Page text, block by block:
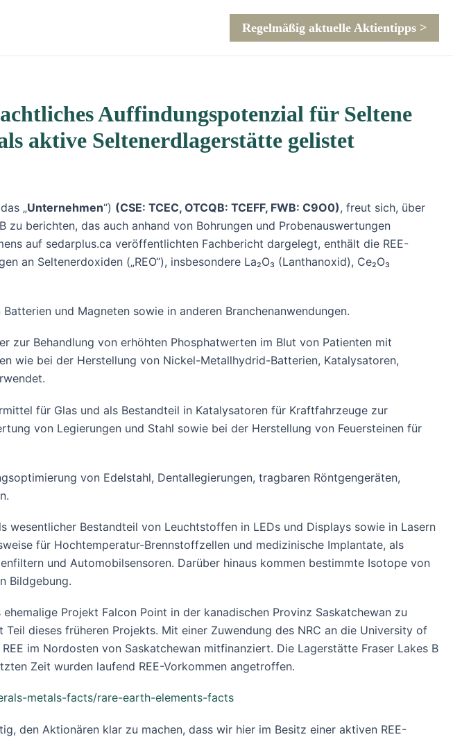
Regelmäßig aktuelle Aktientipps >
Auffindungspotenzial für Seltene
aktive Seltenerdlagerstätte gelistet
„Unternehmen“) (CSE: TCEC, OTCQB: TCEFF, FWB: C9O0), freut sich, über
zu berichten, das auch anhand von Bohrungen und Probenauswertungen
auf sedarplus.ca veröffentlichten Fachbericht dargelegt, enthält die REE-
an Seltenerdoxiden („REO“), insbesondere La₂O₃ (Lanthanoxid), Ce₂O₃
und Magneten sowie in anderen Branchenanwendungen.
zur Behandlung von erhöhten Phosphatwerten im Blut von Patienten mit
wie bei der Herstellung von Nickel-Metallhydrid-Batterien, Katalysatoren,
für Glas und als Bestandteil in Katalysatoren für Kraftfahrzeuge zur
von Legierungen und Stahl sowie bei der Herstellung von Feuersteinen für
von Edelstahl, Dentallegierungen, tragbaren Röntgengeräten,
Bestandteil von Leuchtstoffen in LEDs und Displays sowie in Lasern
für Hochtemperatur-Brennstoffzellen und medizinische Implantate, als
und Automobilsensoren. Darüber hinaus kommen bestimmte Isotope von
Bildgebung.
Projekt Falcon Point in der kanadischen Provinz Saskatchewan zu
dieses früheren Projekts. Mit einer Zuwendung des NRC an die University of
im Nordosten von Saskatchewan mitfinanziert. Die Lagerstätte Fraser Lakes B
Zeit wurden laufend REE-Vorkommen angetroffen.
metals-facts/rare-earth-elements-facts
den Aktionären klar zu machen, dass wir hier im Besitz einer aktiven REE-